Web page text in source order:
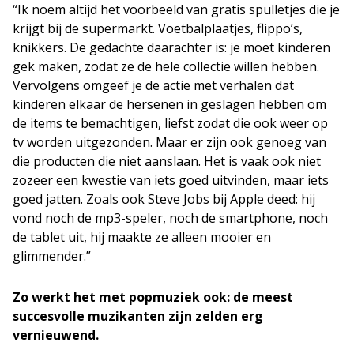
“Ik noem altijd het voorbeeld van gratis spulletjes die je
krijgt bij de supermarkt. Voetbalplaatjes, flippo’s,
knikkers. De gedachte daarachter is: je moet kinderen
gek maken, zodat ze de hele collectie willen hebben.
Vervolgens omgeef je de actie met verhalen dat
kinderen elkaar de hersenen in geslagen hebben om
de items te bemachtigen, liefst zodat die ook weer op
tv worden uitgezonden. Maar er zijn ook genoeg van
die producten die niet aanslaan. Het is vaak ook niet
zozeer een kwestie van iets goed uitvinden, maar iets
goed jatten. Zoals ook Steve Jobs bij Apple deed: hij
vond noch de mp3-speler, noch de smartphone, noch
de tablet uit, hij maakte ze alleen mooier en
glimmender.”
Zo werkt het met popmuziek ook: de meest
succesvolle muzikanten zijn zelden erg
vernieuwend.